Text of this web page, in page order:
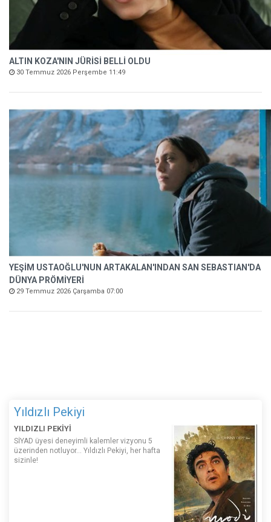
ALTIN KOZA'NIN JÜRİSİ BELLİ OLDU
30 Temmuz 2026 Perşembe 11:49
YEŞİM USTAOĞLU'NUN ARTAKALAN'INDAN SAN SEBASTIAN'DA
DÜNYA PRÖMİYERİ
29 Temmuz 2026 Çarşamba 07:00
Yıldızlı Pekiyi
YILDIZLI PEKİYİ
SİYAD üyesi deneyimli kalemler vizyonu 5
üzerinden notluyor... Yıldızlı Pekiyi, her hafta
sizinle!